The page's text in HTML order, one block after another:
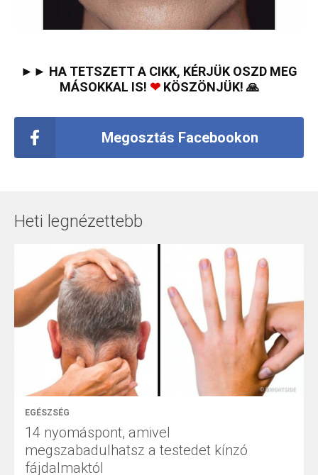
►► HA TETSZETT A CIKK, KÉRJÜK OSZD MEG
MÁSOKKAL IS! ❤KÖSZÖNJÜK! 🙏
Megosztás Facebookon
Heti legnézettebb
EGÉSZSÉG
14 nyomáspont, amivel
megszabadulhatsz a testedet kínzó
fájdalmaktól